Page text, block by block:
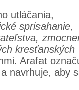
utláčania,
sprisahanie,
kresťanských
Arafat
navrhuje, aby